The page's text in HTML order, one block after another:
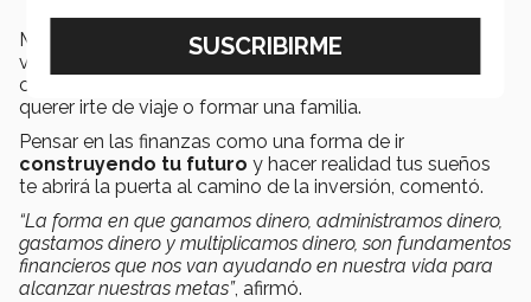
Moris Dieck reconoció que a lo largo de nuestras vidas
vamos cambiando de metas, antes eran muy sencillas,
como comprar un CD, pero ahora han subido de nivel a
querer irte de viaje o formar una familia.
Pensar en las finanzas como una forma de ir
construyendo tu futuro y hacer realidad tus sueños
te abrirá la puerta al camino de la inversión, comentó.
“La forma en que ganamos dinero, administramos dinero,
gastamos dinero y multiplicamos dinero, son fundamentos
financieros que nos van ayudando en nuestra vida para
alcanzar nuestras metas”, afirmó.